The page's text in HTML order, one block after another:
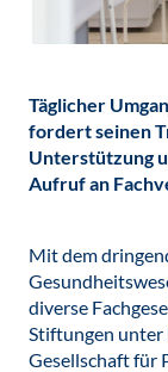
Täglicher
fordert seinen
Unterstützung
Aufruf an
Mit dem
diverse
Stiftungen unter
Gesellschaft für